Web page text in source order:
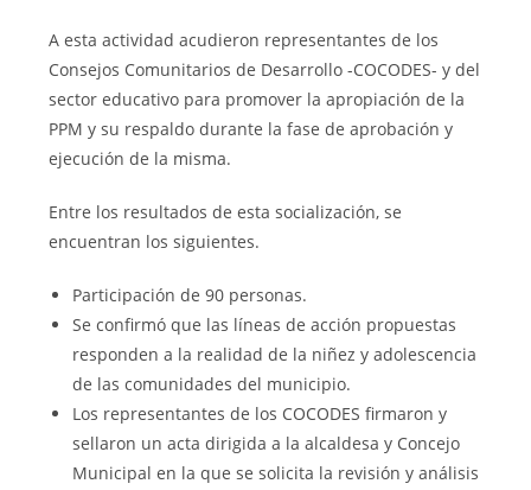
A esta actividad acudieron representantes de los
Consejos Comunitarios de Desarrollo -COCODES- y del
sector educativo para promover la apropiación de la
PPM y su respaldo durante la fase de aprobación y
ejecución de la misma.
Entre los resultados de esta socialización, se
encuentran los siguientes.
Participación de 90 personas.
Se confirmó que las líneas de acción propuestas
responden a la realidad de la niñez y adolescencia
de las comunidades del municipio.
Los representantes de los COCODES firmaron y
sellaron un acta dirigida a la alcaldesa y Concejo
Municipal en la que se solicita la revisión y análisis